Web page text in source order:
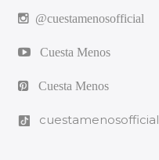
@cuestamenosofficial
Cuesta Menos
Cuesta Menos
cuestamenosofficial